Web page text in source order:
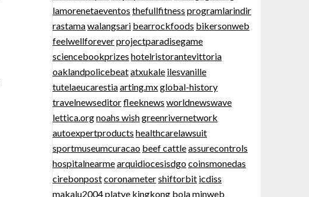
lamorenetaeventos thefullfitness programlarindir
rastamawalangsari bearrockfoods bikersonweb
feelwellforeverprojectparadisegame
sciencebookprizes hotelristorantevittoria
oaklandpolicebeatatxukale ilesvanille
tutelaeucarestiaarting.mxglobal-history
travelnewseditorfleeknews worldnewswave
lettica.orgnoahs wishgreenrivernetwork
autoexpertproducts healthcarelawsuit
sportmuseumcuracao beef cattleassurecontrols
hospitalnearmearquidiocesisdgocoinsmonedas
cirebonpostcoronametershiftorbit icdiss
makalu2004platye kingkong bolaminweb